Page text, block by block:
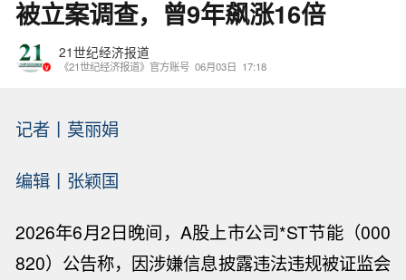
被立案调查，曾9年飙涨16倍
21世纪经济报道
《21世纪经济报道》官方账号 06月03日 17:18
记者丨 莫丽娟
编辑丨张颖国
2026年6月2日晚间，A股上市公司*ST节能（000
820）公告称，因涉嫌信息披露违法违规被证监会